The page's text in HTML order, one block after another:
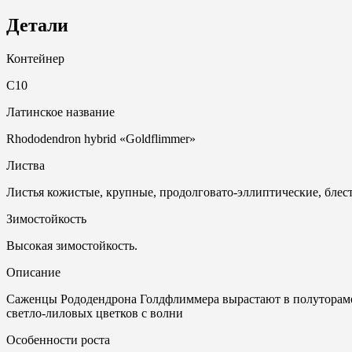
Детали
Контейнер
С10
Латинское название
Rhododendron hybrid «Goldflimmer»
Листва
Листья кожистые, крупные, продолговато-эллиптические,
Зимостойкость
Высокая зимостойкость.
Описание
Саженцы Рододендрона Голдфлиммера вырастают в
светло-лиловых цветков с волни
Особенности роста